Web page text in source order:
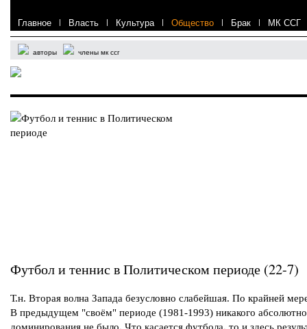
Главное | Власть | Культура | Общество | Брак | МК ССГ
авторы члены мк ссг
Футбол и теннис в Политическом периоде (22-7)
Т.н. Вторая волна Запада безусловно слабейшая. По крайней
В предыдущем "своём" периоде (1981-1993) никакого
доминирования не было. Что касается футбола, то и здесь